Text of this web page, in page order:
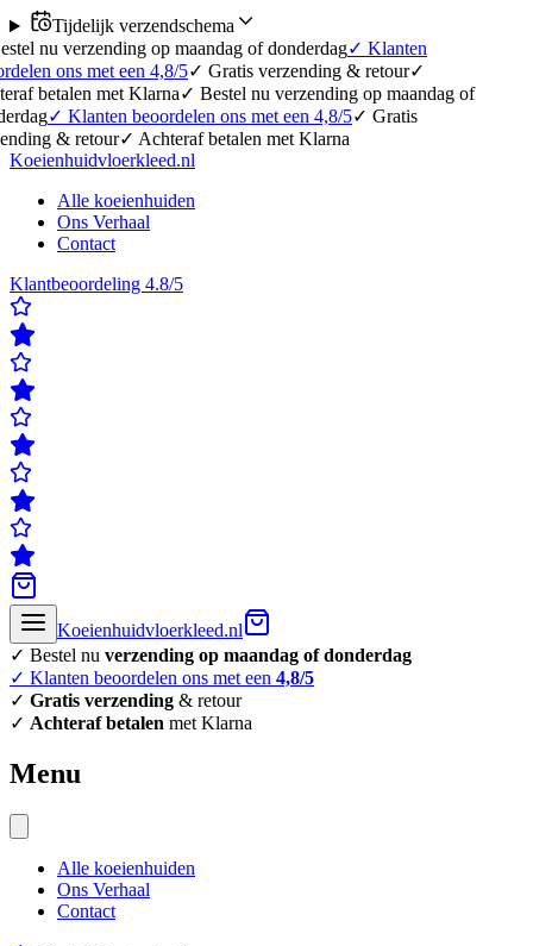
Tijdelijk verzendschema
op maandag of donderdag✓Klanten
een 4,8/5✓Gratis verzending & retour✓
met Klarna ✓Bestel nu verzending op maandag of
beoordelen ons met een 4,8/5✓Gratis
✓ Achteraf betalen met Klarna
Koeienhuidvloerkleed.nl
Alle koeienhuiden
Ons Verhaal
Contact
Klantbeoordeling 4.8/5
Koeienhuidvloerkleed.nl
✓ Bestel nu verzending op maandag of donderdag
✓ Klanten beoordelen ons met een 4,8/5
✓ Gratis verzending & retour
✓ Achteraf betalen met Klarna
Menu
Alle koeienhuiden
Ons Verhaal
Contact